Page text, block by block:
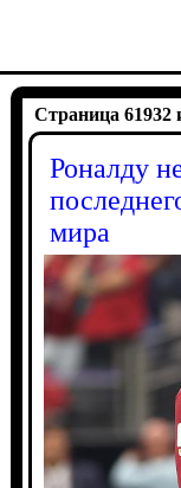
Страница 61932
Роналду
мира